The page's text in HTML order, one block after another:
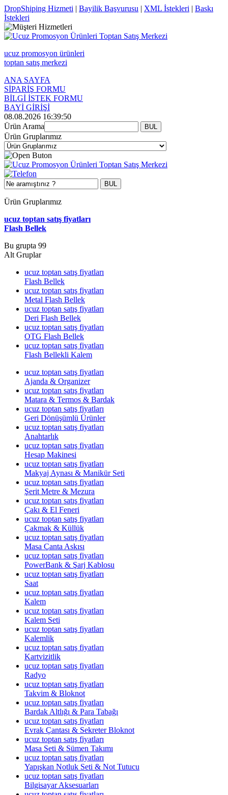
DropShiping Hizmeti | Bayilik Başvurusu | XML İstekleri | Baskı
İstekleri
ucuz promosyon ürünleri
toptan satış merkezi
ANA SAYFA
SİPARİŞ FORMU
BİLGİ İSTEK FORMU
BAYİ GİRİŞİ
08.08.2026 16:39:50
Ürün Arama
Ürün Gruplarımız
Ürün Gruplarımız
ucuz toptan satış fiyatları
Flash Bellek
Bu grupta 99
Alt Gruplar
ucuz toptan satış fiyatları
Flash Bellek
ucuz toptan satış fiyatları
Metal Flash Bellek
ucuz toptan satış fiyatları
Deri Flash Bellek
ucuz toptan satış fiyatları
OTG Flash Bellek
ucuz toptan satış fiyatları
Flash Bellekli Kalem
ucuz toptan satış fiyatları
Ajanda & Organizer
ucuz toptan satış fiyatları
Matara & Termos & Bardak
ucuz toptan satış fiyatları
Geri Dönüşümlü Ürünler
ucuz toptan satış fiyatları
Anahtarlık
ucuz toptan satış fiyatları
Hesap Makinesi
ucuz toptan satış fiyatları
Makyaj Aynası & Manikür Seti
ucuz toptan satış fiyatları
Şerit Metre & Mezura
ucuz toptan satış fiyatları
Çakı & El Feneri
ucuz toptan satış fiyatları
Çakmak & Küllük
ucuz toptan satış fiyatları
Masa Çanta Askısı
ucuz toptan satış fiyatları
PowerBank & Şarj Kablosu
ucuz toptan satış fiyatları
Saat
ucuz toptan satış fiyatları
Kalem
ucuz toptan satış fiyatları
Kalem Seti
ucuz toptan satış fiyatları
Kalemlik
ucuz toptan satış fiyatları
Kartvizitlik
ucuz toptan satış fiyatları
Radyo
ucuz toptan satış fiyatları
Takvim & Bloknot
ucuz toptan satış fiyatları
Bardak Altlığı & Para Tabağı
ucuz toptan satış fiyatları
Evrak Çantası & Sekreter Bloknot
ucuz toptan satış fiyatları
Masa Seti & Sümen Takımı
ucuz toptan satış fiyatları
Yapışkan Notluk Seti & Not Tutucu
ucuz toptan satış fiyatları
Bilgisayar Aksesuarları